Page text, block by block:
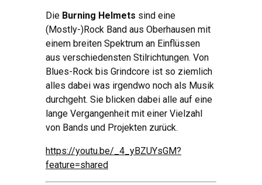
Die Burning Helmets sind eine
(Mostly-)Rock Band aus Oberhausen mit
einem breiten Spektrum an Einflüssen
aus verschiedensten Stilrichtungen. Von
Blues-Rock bis Grindcore ist so ziemlich
alles dabei was irgendwo noch als Musik
durchgeht. Sie blicken dabei alle auf eine
lange Vergangenheit mit einer Vielzahl
von Bands und Projekten zurück.
https://youtu.be/_4_yBZUYsGM?
feature=shared